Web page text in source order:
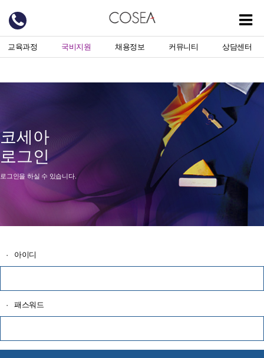
교육과정 국비지원 채용정보 커뮤니티 상담센터
코세아
로그인
로그인을 하실 수 있습니다.
· 아이디
· 패스워드